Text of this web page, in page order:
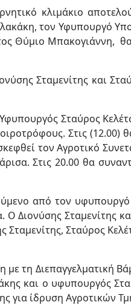
κλιμάκιο
τον Υφυπουργό
Θύμιο Μπακογιάννη,
Σταμενίτης και
Σταύρος
Στις (12.00)
τον Αγροτικό
Στις 20.00 θα
από τον
Διονύσης Σταμενίτης
Σταύρος
τη Διεπαγγελματική
και ο υφυπουργός
για ίδρυση Αγροτικών